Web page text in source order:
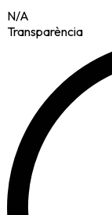
N/A
Transparència